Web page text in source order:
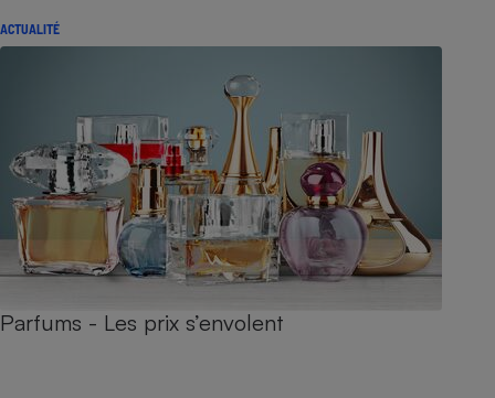
ACTUALITÉ
Parfums - Les prix s’envolent